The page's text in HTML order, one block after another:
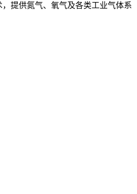
提供氮气、氧气及各类工业气体系